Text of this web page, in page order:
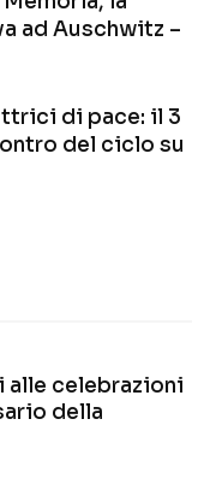
ad Auschwitz –
di pace: il 3
del ciclo su
alle celebrazioni
della